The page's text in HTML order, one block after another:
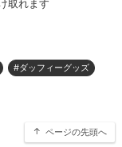
取れます
#ダッフィーグッズ
ページの先頭へ